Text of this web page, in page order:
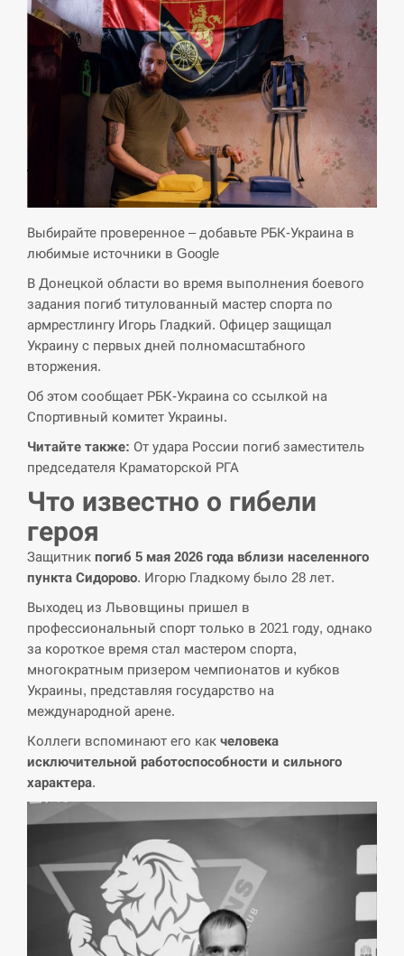
Іспанія попросила партнерів не критикувати
Марокко через міграційну кризу –…
СЕРПЕНЬ
РФ провела новий раунд таємних зустрічей з
Європою щодо війни…
14:53
Экс-послу в США Стефанишиной вручили новое
подозрение и избирают меру…
СЕРПЕНЬ
14:40
У Росії розгортається ракетний підрозділ КНДР –
Reuters
СЕРПЕНЬ
14:23
хотя у партнеров они…
СЕРПЕНЬ
14:10
У Румунії затоплять чотири баржі для
збільшення потоку води до…
СЕРПЕНЬ
13:53
В Москве пожаловались на “кратный рост” атак
дронов Украины
СЕРПЕНЬ
13:40
Біля українського літака в аеропорту Лейпцига
виявили дрон, ймовірно, з…
СЕРПЕНЬ
“Они должны быть уничтожены”: в МИДе
ответили, как отреагируют на…
СЕРПЕНЬ
Тайвань проводить найбільші військові
Выбирайте проверенное – добавьте РБК-Украина в
любимые источники в Google
В Донецкой области во время выполнения боевого
задания погиб титулованный мастер спорта по
армрестлингу Игорь Гладкий. Офицер защищал
Украину с первых дней полномасштабного
вторжения.
Об этом сообщает РБК-Украина со ссылкой на
Спортивный комитет Украины.
Читайте также: От удара России погиб заместитель
председателя Краматорской РГА
Что известно о гибели
героя
Защитник погиб 5 мая 2026 года вблизи населенного
пункта Сидорово. Игорю Гладкому было 28 лет.
Выходец из Львовщины пришел в
профессиональный спорт только в 2021 году, однако
за короткое время стал мастером спорта,
многократным призером чемпионатов и кубков
Украины, представляя государство на
международной арене.
Коллеги вспоминают его как человека
исключительной работоспособности и сильного
характера.